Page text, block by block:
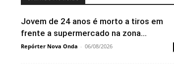
Jovem de 24 anos é morto a tiros em
frente a supermercado na zona...
Repórter Nova Onda - 06/08/2026